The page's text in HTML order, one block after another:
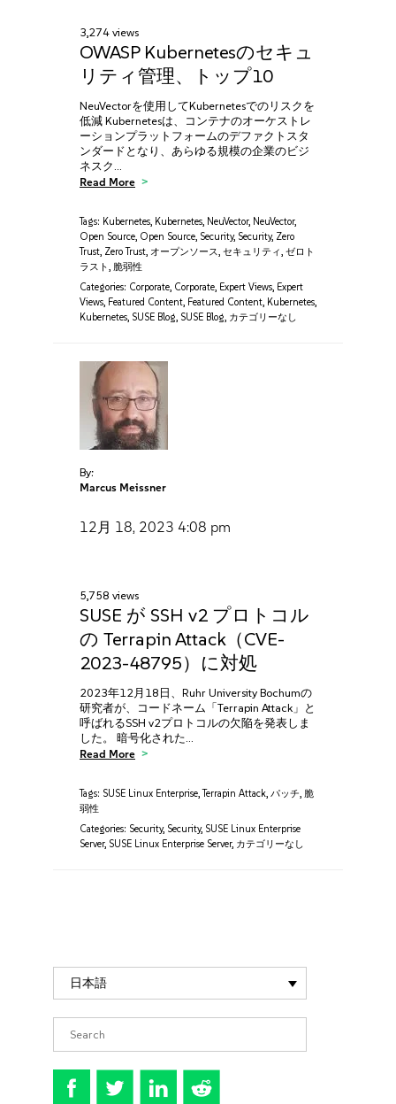
3,274 views
OWASP Kubernetesのセキュ
リティ管理、トップ10
NeuVectorを使用してKubernetesでのリスクを
低減 Kubernetesは、コンテナのオーケストレ
ーションプラットフォームのデファクトスタ
ンダードとなり、あらゆる規模の企業のビジ
ネスク…
Read More
Tags: Kubernetes, Kubernetes, NeuVector, NeuVector,
Open Source, Open Source, Security, Security, Zero
Trust, Zero Trust, オープンソース, セキュリティ, ゼロト
ラスト, 脆弱性
Categories: Corporate, Corporate, Expert Views, Expert
Views, Featured Content, Featured Content, Kubernetes,
Kubernetes, SUSE Blog, SUSE Blog, カテゴリーなし
By:
Marcus Meissner
12月 18, 2023 4:08 pm
5,758 views
SUSE が SSH v2 プロトコル
の Terrapin Attack（CVE-
2023-48795）に対処
2023年12月18日、Ruhr University Bochumの
研究者が、コードネーム「Terrapin Attack」と
呼ばれるSSH v2プロトコルの欠陥を発表しま
した。 暗号化された…
Read More
Tags: SUSE Linux Enterprise,Terrapin Attack, パッチ, 脆
弱性
Categories: Security, Security, SUSE Linux Enterprise
Server, SUSE Linux Enterprise Server, カテゴリーなし
日本語